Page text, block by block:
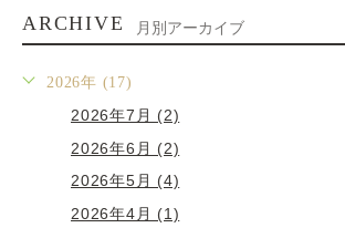
ARCHIVE 月別アーカイブ
2026年 (17)
2026年7月 (2)
2026年6月 (2)
2026年5月 (4)
2026年4月 (1)